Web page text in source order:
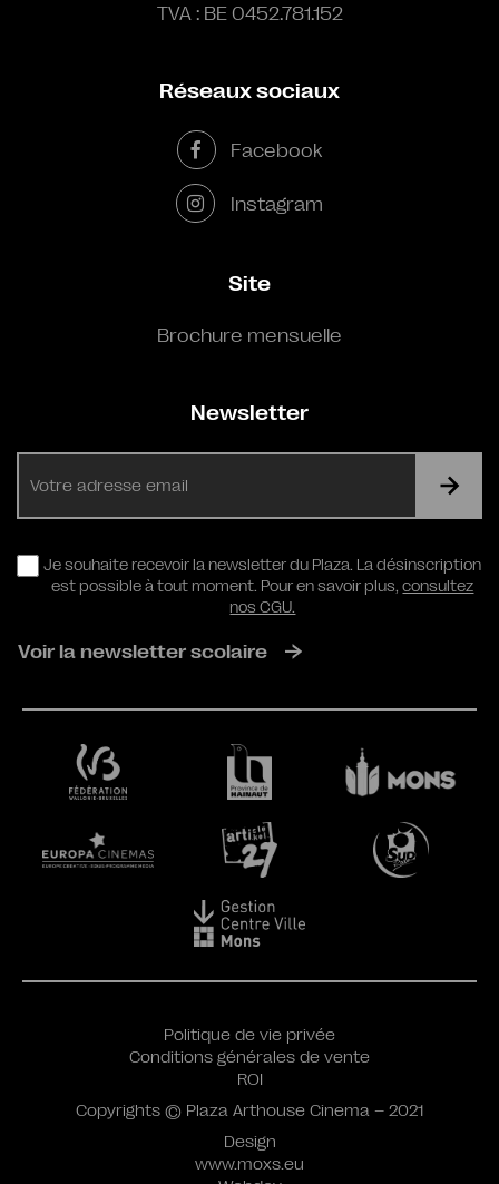
TVA : BE 0452.781.152
Réseaux sociaux
Facebook
Instagram
Site
Brochure mensuelle
Newsletter
RGPD
Je souhaite recevoir la newsletter du Plaza. La désinscription
est possible à tout moment. Pour en savoir plus,consultez
nos CGU.
Voir la newsletter scolaire
Design
www.moxs.eu
Politique de vie privée
Conditions générales de vente
ROI
Copyrights © Plaza Arthouse Cinema – 2021